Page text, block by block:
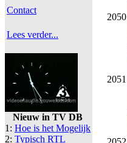
Contact
Lees verder...
Nieuw in TV DB
1: Hoe is het Mogelijk
2: Typisch RTL
2050
2051